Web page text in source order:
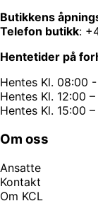
Butikkens
Telefon butikk:
Hentetider på
Hentes Kl. 08:00
Hentes Kl. 12:00
Hentes Kl. 15:00
Om oss
Ansatte
Kontakt
Om KCL